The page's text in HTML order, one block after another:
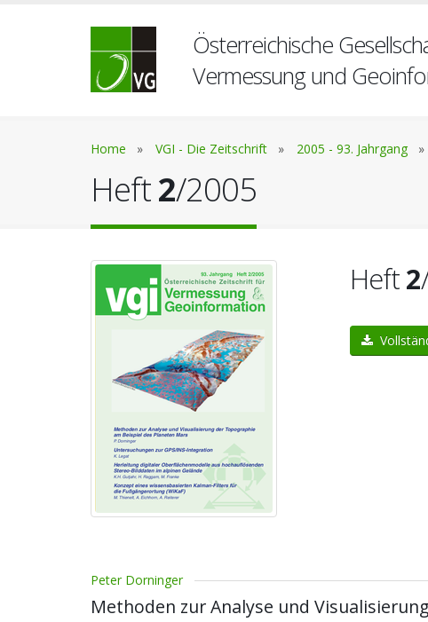
Österreichische
Vermessung und
Home » VGI - Die Zeitschrift » 2005 - 93. Jahrgang »
Heft2/2005
Heft2
Peter Dorninger
Methoden zur Analyse und